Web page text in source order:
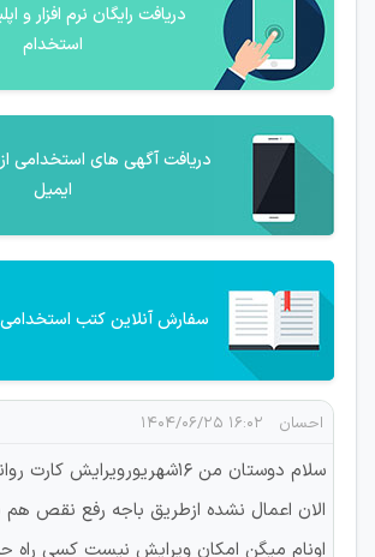
دریافت رایگان نرم افزار و
استخدام
دریافت آگهی های استخدامی
ایمیل
سفارش آنلاین کتب استخدامی
احسان ۱۶:۰۲ ۱۴۰۴/۰۶/۲۵
سلام دوستان من ۱۶شهریورویرایش
الان اعمال نشده ازطریق باجه رفع نقص هم
اونام میگن امکان ویرایش نیست کسی راه